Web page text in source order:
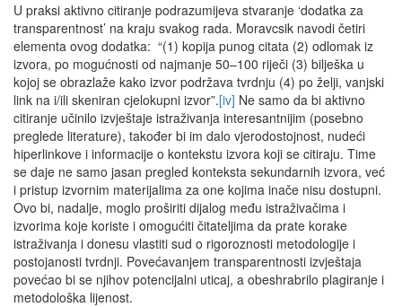
U praksi aktivno citiranje podrazumijeva stvaranje ‘dodatka za
transparentnost’ na kraju svakog rada. Moravcsik navodi četiri
elementa ovog dodatka: “(1) kopija punog citata (2) odlomak iz
izvora, po mogućnosti od najmanje 50–100 riječi (3) bilješka u
kojoj se obrazlaže kako izvor podržava tvrdnju (4) po želji, vanjski
link na i/ili skeniran cjelokupni izvor”.[iv] Ne samo da bi aktivno
citiranje učinilo izvještaje istraživanja interesantnijim (posebno
preglede literature), također bi im dalo vjerodostojnost, nudeći
hiperlinkove i informacije o kontekstu izvora koji se citiraju. Time
se daje ne samo jasan pregled konteksta sekundarnih izvora, već
i pristup izvornim materijalima za one kojima inače nisu dostupni.
Ovo bi, nadalje, moglo proširiti dijalog među istraživačima i
izvorima koje koriste i omogućiti čitateljima da prate korake
istraživanja i donesu vlastiti sud o rigoroznosti metodologije i
postojanosti tvrdnji. Povećavanjem transparentnosti izvještaja
povećao bi se njihov potencijalni uticaj, a obeshrabrilo plagiranje i
metodološka lijenost.